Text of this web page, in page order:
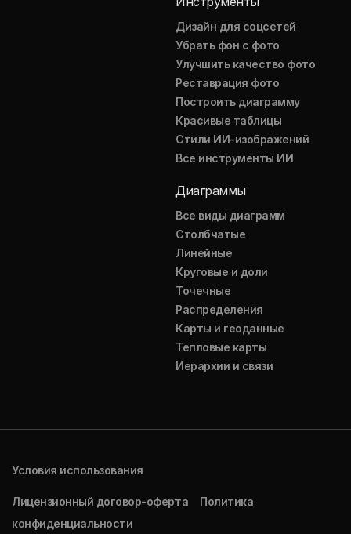
Дизайн для соцсетей
Убрать фон с фото
Улучшить качество фото
Реставрация фото
Построить диаграмму
Красивые таблицы
Стили ИИ-изображений
Все инструменты ИИ
Диаграммы
Все виды диаграмм
Столбчатые
Линейные
Круговые и доли
Точечные
Распределения
Карты и геоданные
Тепловые карты
Иерархии и связи
Условия использования
Лицензионный договор-оферта
Политика
конфиденциальности